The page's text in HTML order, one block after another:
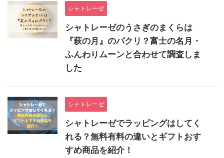
シャトレーゼ
シャトレーゼのうさぎのまくらは
『萩の月』のパクリ？富士の名月・
ふんわりムーンと合わせて調査しま
した
シャトレーゼ
シャトレーゼでラッピングはしてく
れる？無料有料の違いとギフトおす
すめ商品を紹介！